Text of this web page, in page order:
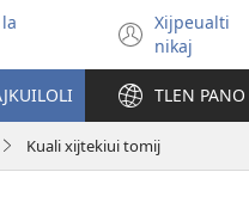
Xijpeualti
nikaj(opens
new
window)
TLEN PANO
Kuali xijtekiui tomij